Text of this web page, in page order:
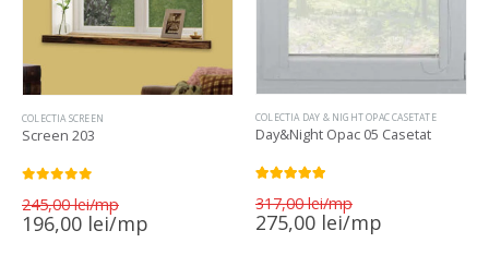
COLECTIA SCREEN
Screen 203
245,00lei
inițial
a
196,00 lei
COLECTIA DAY & NIGHT OPAC CASETATE
Day&Night Opac 05 Casetat
317,00lei
inițial
a
275,00 lei